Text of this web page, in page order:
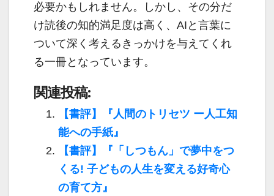
必要かもしれません。しかし、その分だ
け読後の知的満足度は高く、AIと言葉に
ついて深く考えるきっかけを与えてくれ
る一冊となっています。
関連投稿:
【書評】『人間のトリセツ ー人工知
能への手紙』
【書評】『「しつもん」で夢中をつ
くる! 子どもの人生を変える好奇心
の育て方』